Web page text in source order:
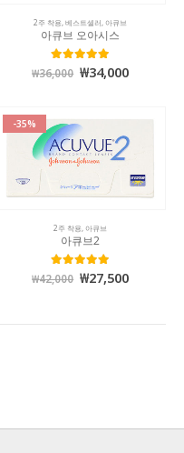
2주 착용,베스트셀러,아큐브
아큐브 오아시스
5.00 out of 5
₩36,000 ₩34,000
-35%
2주 착용,아큐브
아큐브2
5.00 out of 5
₩42,000 ₩27,500